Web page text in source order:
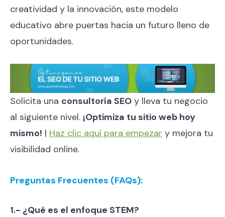
creatividad y la innovación, este modelo
educativo abre puertas hacia un futuro lleno de
oportunidades.
Solicita una consultoría SEO y lleva tu negocio
al siguiente nivel. ¡Optimiza tu sitio web hoy
mismo! | Haz clic aquí para empezar y mejora tu
visibilidad online.
Preguntas Frecuentes (FAQs):
1.- ¿Qué es el enfoque STEM?